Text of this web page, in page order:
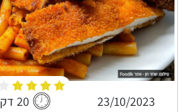
23/10/2023 20 דקות